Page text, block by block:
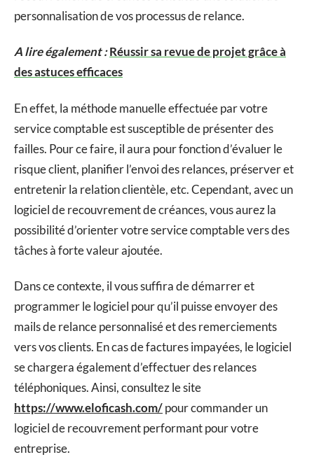
personnalisation de vos processus de relance.
A lire également :Réussir sa revue de projet grâce à
des astuces efficaces
En effet, la méthode manuelle effectuée par votre
service comptable est susceptible de présenter des
failles. Pour ce faire, il aura pour fonction d’évaluer le
risque client, planifier l’envoi des relances, préserver et
entretenir la relation clientèle, etc. Cependant, avec un
logiciel de recouvrement de créances, vous aurez la
possibilité d’orienter votre service comptable vers des
tâches à forte valeur ajoutée.
Dans ce contexte, il vous suffira de démarrer et
programmer le logiciel pour qu’il puisse envoyer des
mails de relance personnalisé et des remerciements
vers vos clients. En cas de factures impayées, le logiciel
se chargera également d’effectuer des relances
téléphoniques. Ainsi, consultez le site
https://www.eloficash.com/pour commander un
logiciel de recouvrement performant pour votre
entreprise.